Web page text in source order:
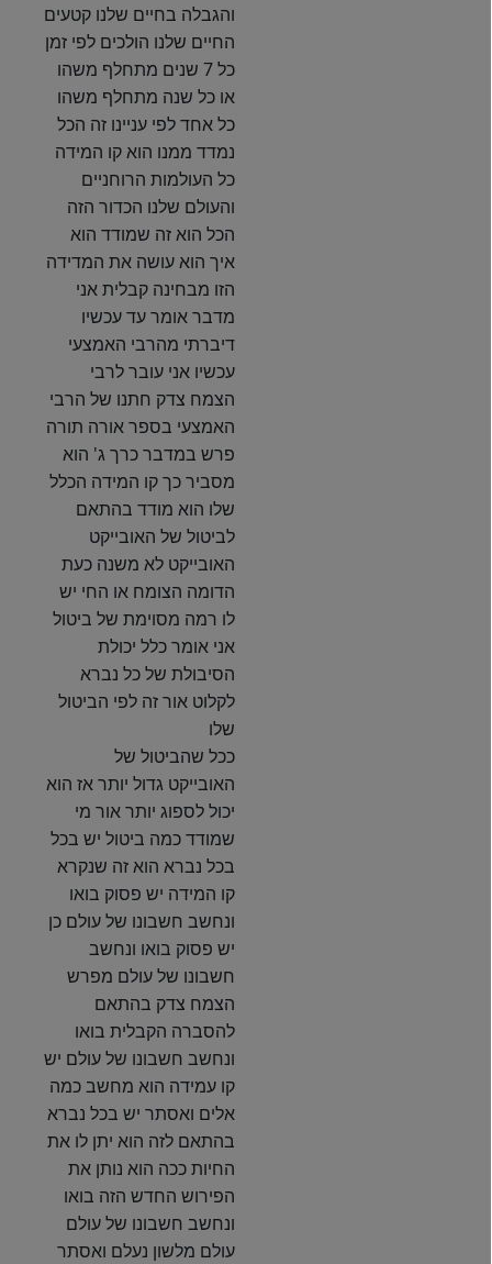
והגבלה בחיים שלנו קטעים
החיים שלנו הולכים לפי זמן
כל 7 שנים מתחלף משהו
או כל שנה מתחלף משהו
כל אחד לפי עניינו זה הכל
נמדד ממנו הוא קו המידה
כל העולמות הרוחניים
והעולם שלנו הכדור הזה
הכל הוא זה שמודד הוא
איך הוא עושה את המדידה
הזו מבחינה קבלית אני
מדבר אומר עד עכשיו
דיברתי מהרבי האמצעי
עכשיו אני עובר לרבי
הצמח צדק חתנו של הרבי
האמצעי בספר אורה תורה
פרש במדבר כרך ג' הוא
מסביר כך קו המידה הכלל
שלו הוא מודד בהתאם
לביטול של האובייקט
האובייקט לא משנה כעת
הדומה הצומח או החי יש
לו רמה מסוימת של ביטול
אני אומר כלל יכולת
הסיבולת של כל נברא
לקלוט אור זה לפי הביטול
שלו
ככל שהביטול של
האובייקט גדול יותר אז הוא
יכול לספוג יותר אור מי
שמודד כמה ביטול יש בכל
בכל נברא הוא זה שנקרא
קו המידה יש פסוק בואו
ונחשב חשבונו של עולם כן
יש פסוק בואו ונחשב
חשבונו של עולם מפרש
הצמח צדק בהתאם
להסברה הקבלית בואו
ונחשב חשבונו של עולם יש
קו עמידה הוא מחשב כמה
אלים ואסתר יש בכל נברא
בהתאם לזה הוא יתן לו את
החיות ככה הוא נותן את
הפירוש החדש הזה בואו
ונחשב חשבונו של עולם
עולם מלשון נעלם ואסתר